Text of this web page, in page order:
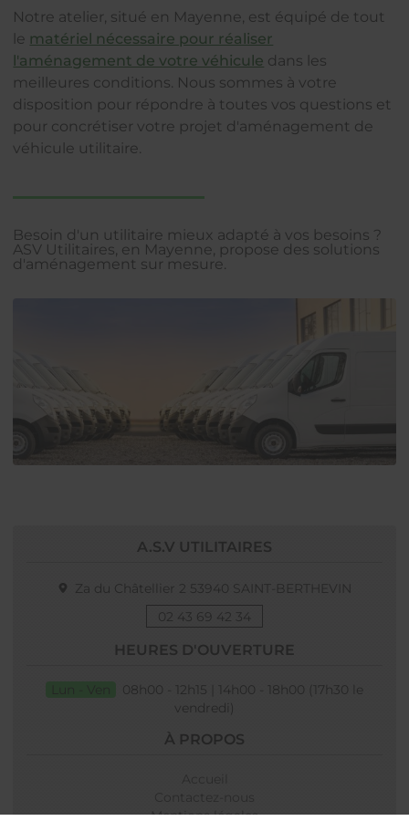
Notre atelier, situé en Mayenne, est équipé de tout
le matériel nécessaire pour réaliser
l'aménagement de votre véhicule dans les
meilleures conditions. Nous sommes à votre
disposition pour répondre à toutes vos questions et
pour concrétiser votre projet d'aménagement de
véhicule utilitaire.
Besoin d'un utilitaire mieux adapté à vos besoins ?
ASV Utilitaires, en Mayenne, propose des solutions
d'aménagement sur mesure.
A.S.V UTILITAIRES
Za du Châtellier 2 53940 SAINT-BERTHEVIN
02 43 69 42 34
HEURES D'OUVERTURE
Lun - Ven
08h00 - 12h15 | 14h00 - 18h00 (17h30 le
vendredi)
À PROPOS
Mentions légales